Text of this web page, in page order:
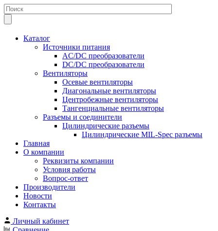
Каталог
Источники питания
AC/DC преобразователи
DC/DC преобразователи
Вентиляторы
Осевые вентиляторы
Диагональные вентиляторы
Центробежные вентиляторы
Тангенциальные вентиляторы
Разъемы и соединители
Цилиндрические разъемы
Цилиндрические MIL-Spec разъемы
Главная
О компании
Реквизиты компании
Условия работы
Вопрос-ответ
Производители
Новости
Контакты
Личный кабинет